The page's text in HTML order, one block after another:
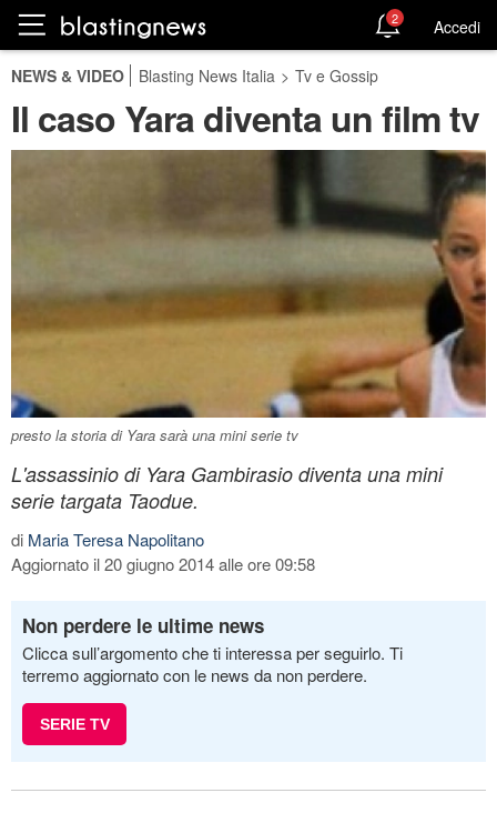
2 Accedi
NEWS & VIDEO Blasting News Italia > Tv e Gossip
Il caso Yara diventa un film tv
presto la storia di Yara sarà una mini serie tv
L'assassinio di Yara Gambirasio diventa una mini
serie targata Taodue.
di Maria Teresa Napolitano
Aggiornato il 20 giugno 2014 alle ore 09:58
Non perdere le ultime news
Clicca sull’argomento che ti interessa per seguirlo. Ti
terremo aggiornato con le news da non perdere.
SERIE TV